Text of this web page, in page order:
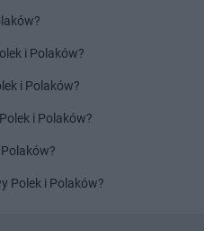
i Polaków?
i Polaków?
i Polaków?
Polek i Polaków?